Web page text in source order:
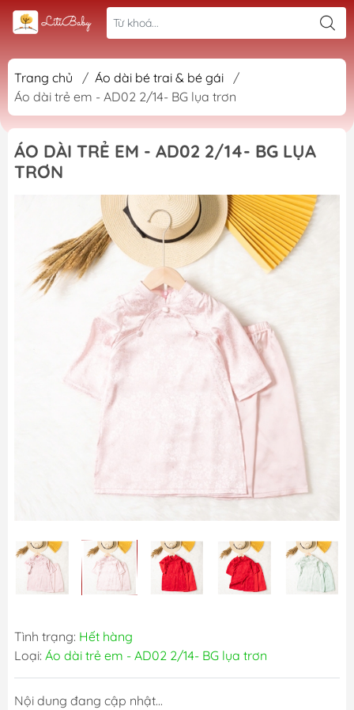
Trang chủ / Áo dài bé trai & bé gái
/
Áo dài trẻ em - AD02 2/14- BG lụa trơn
ÁO DÀI TRẺ EM - AD02 2/14- BG LỤA
TRƠN
Tình trạng: Hết hàng
Loại: Áo dài trẻ em - AD02 2/14- BG lụa trơn
Nội dung đang cập nhật...